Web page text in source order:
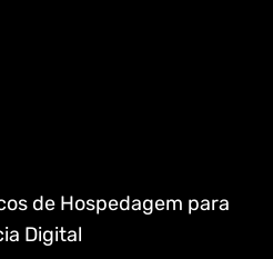
de Hospedagem para
Digital